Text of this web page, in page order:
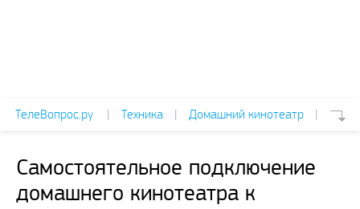
ТелеВопрос.ру | Техника | Домашний кинотеатр |
Самостоятельное подключение
домашнего кинотеатра к